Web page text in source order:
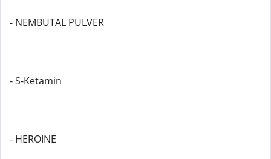
- NEMBUTAL PULVER
- S-Ketamin
- HEROINE